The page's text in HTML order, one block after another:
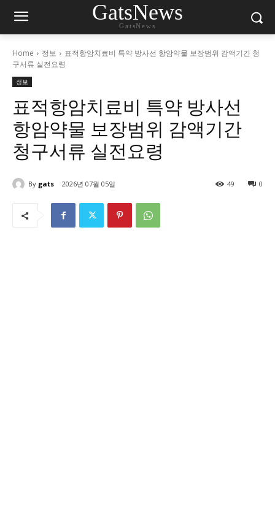
GatsNews
GatsNews
Home 정보
표적항암치료비 특약 방사선 항암약물 보장범위 감액기간 청
구서류 실전요령
정보
표적항암치료비 특약 방사선
항암약물 보장범위 감액기간
청구서류 실전요령
By gats 2026년 07월 05일 0
49